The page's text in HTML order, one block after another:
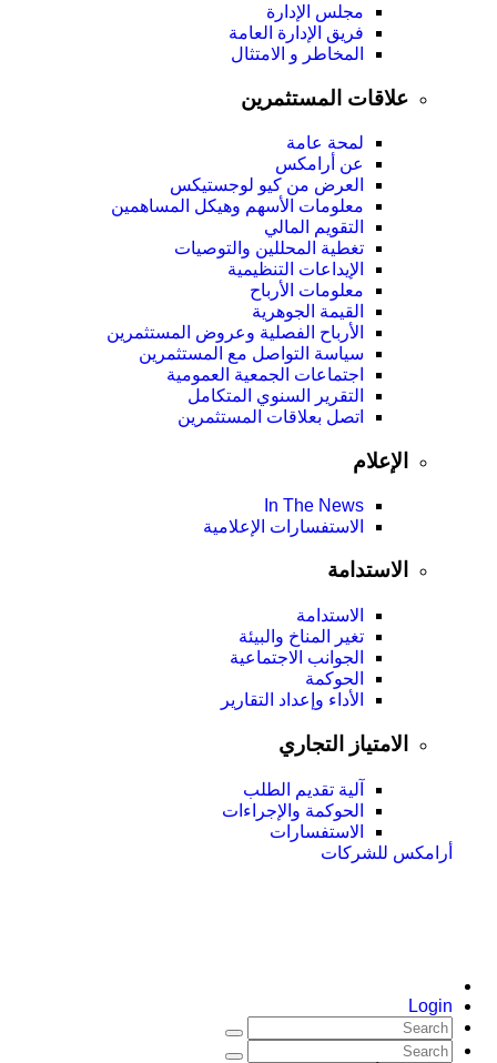
مجلس الإدارة
فريق الإدارة العامة
المخاطر و الامتثال
علاقات المستثمرين
لمحة عامة
عن أرامكس
العرض من كيو لوجستيكس
معلومات الأسهم وهيكل المساهمين
التقويم المالي
تغطية المحللين والتوصيات
الإيداعات التنظيمية
معلومات الأرباح
القيمة الجوهرية
الأرباح الفصلية وعروض المستثمرين
سياسة التواصل مع المستثمرين
اجتماعات الجمعية العمومیة
التقرير السنوي المتكامل
اتصل بعلاقات المستثمرين
الإعلام
In The News
الاستفسارات الإعلامية
الاستدامة
الاستدامة
تغير المناخ والبيئة
الجوانب الاجتماعية
الحوكمة
الأداء وإعداد التقارير
الامتياز التجاري
آلية تقديم الطلب
الحوكمة والإجراءات
الاستفسارات
أرامكس للشركات
Login